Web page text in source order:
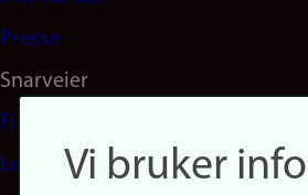
Presse
Snarveier
Finn studier
Ledige stillinger
Vi bruker